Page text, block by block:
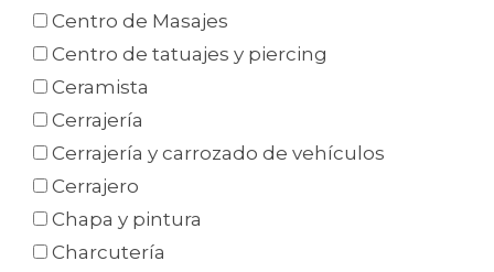
Centro de Masajes
Centro de tatuajes y piercing
Ceramista
Cerrajería
Cerrajería y carrozado de vehículos
Cerrajero
Chapa y pintura
Charcutería